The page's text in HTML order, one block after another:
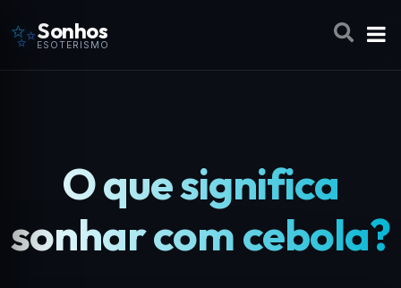
✨Sonhos
ESOTERISMO
O que significa
sonhar com cebola?